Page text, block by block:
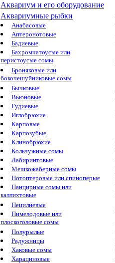
Аквариум и его оборудование
Аквариумные рыбки
Анабасовые
Аптеронотовые
Бадиевые
Бахромчатоусые или
перистоусые сомы
Броняковые или
бокочешуйниковые сомы
Бычковые
Вьюновые
Гудиевые
Иглобрюхие
Карповые
Карпозубые
Клинобрюхие
Кольчужные сомы
Лабиринтовые
Мешкожаберные сомы
Нотоптеровые или спиноперые
Панцирные сомы или
каллихтовые
Пецилиевые
Пимелодовые или
плоскоголовые сомы
Полурылые
Радужницы
Хаковые сомы
Харациновые